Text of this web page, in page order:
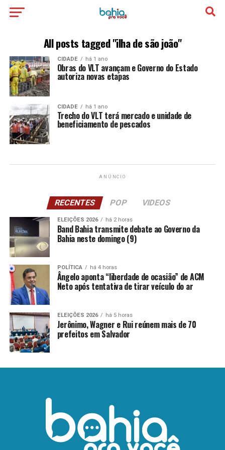
All posts tagged "ilha de são joão"
CIDADE há 1 ano
Obras do VLT avançam e Governo do Estado
autoriza novas etapas
CIDADE há 1 ano
Trecho do VLT terá mercado e unidade de
beneficiamento de pescados
ANÚNCIO
RECENTES POP VIDEOS
ELEIÇÕES 2026 há 2 horas
Band Bahia transmite debate ao Governo da
Bahia neste domingo (9)
POLÍTICA há 4 horas
Ângelo aponta “liberdade de ocasião” de ACM
Neto após tentativa de tirar veículo do ar
ELEIÇÕES 2026 há 5 horas
Jerônimo, Wagner e Rui reúnem mais de 70
prefeitos em Salvador